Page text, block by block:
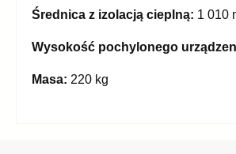
Średnica z izolacją cieplną: 1 010
Wysokość pochylonego
Masa: 220 kg